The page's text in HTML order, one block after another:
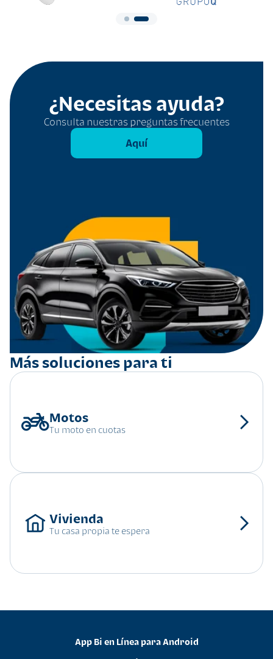
¿Necesitas ayuda?
Consulta nuestras preguntas frecuentes
Aquí
Más soluciones para ti
Tu moto en cuotas
Tu casa propia te espera
App Bi en Línea para Android